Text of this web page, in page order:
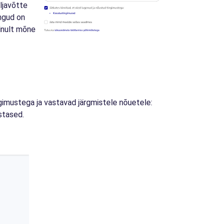
on
mõne
ja vastavad järgmistele nõuetele: